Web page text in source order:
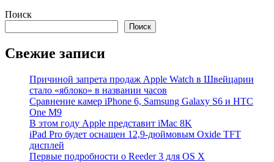
Поиск
Поиск
Свежие записи
Причиной запрета продаж Apple Watch в Швейцарии
стало «яблоко» в названии часов
Cравнение камер iPhone 6, Samsung Galaxy S6 и HTC
One M9
В этом году Apple представит iMac 8K
iPad Pro будет оснащен 12,9-дюймовым Oxide TFT
дисплей
Первые подробности о Reeder 3 для OS X